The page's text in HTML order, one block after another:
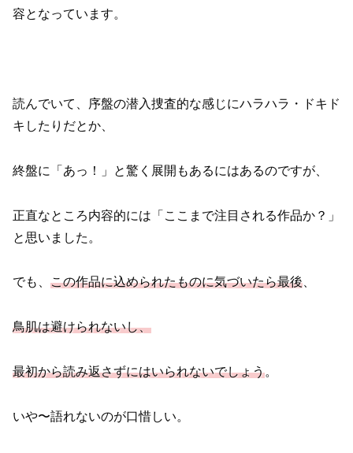
容となっています。
読んでいて、序盤の潜入捜査的な感じにハラハラ・ドキド
キしたりだとか、
終盤に「あっ！」と驚く展開もあるにはあるのですが、
正直なところ内容的には「ここまで注目される作品か？」
と思いました。
でも、 この作品に込められたものに気づいたら最後
鳥肌は避けられないし、
最初から読み返さずにはいられないでしょう。
いや〜語れないのが口惜しい。